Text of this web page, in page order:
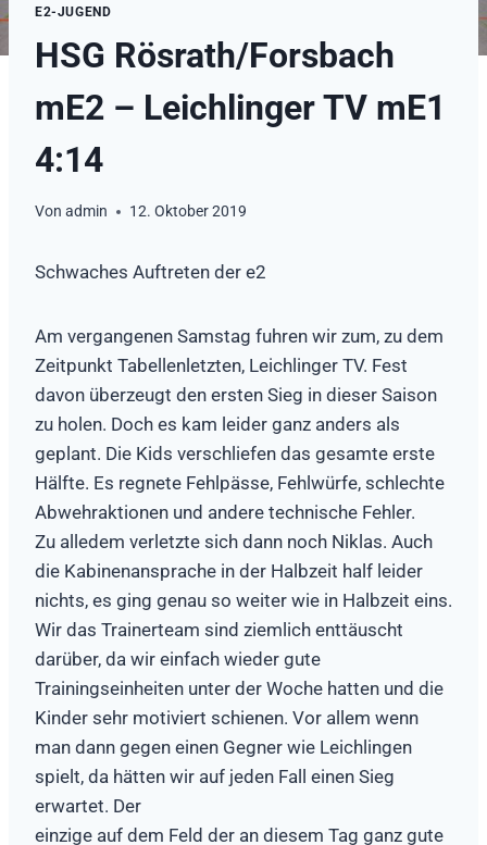
E2-JUGEND
HSG Rösrath/Forsbach
mE2 – Leichlinger TV mE1
4:14
Von admin 12. Oktober 2019
Schwaches Auftreten der e2
Am vergangenen Samstag fuhren wir zum, zu dem
Zeitpunkt Tabellenletzten, Leichlinger TV. Fest
davon überzeugt den ersten Sieg in dieser Saison
zu holen. Doch es kam leider ganz anders als
geplant. Die Kids verschliefen das gesamte erste
Hälfte. Es regnete Fehlpässe, Fehlwürfe, schlechte
Abwehraktionen und andere technische Fehler.
Zu alledem verletzte sich dann noch Niklas. Auch
die Kabinenansprache in der Halbzeit half leider
nichts, es ging genau so weiter wie in Halbzeit eins.
Wir das Trainerteam sind ziemlich enttäuscht
darüber, da wir einfach wieder gute
Trainingseinheiten unter der Woche hatten und die
Kinder sehr motiviert schienen. Vor allem wenn
man dann gegen einen Gegner wie Leichlingen
spielt, da hätten wir auf jeden Fall einen Sieg
erwartet. Der
einzige auf dem Feld der an diesem Tag ganz gute